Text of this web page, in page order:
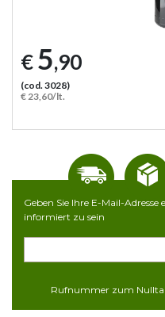
€5,90
(cod. 3028)
€ 23,60/lt.
Geben Sie Ihre E-Mail-
informiert zu sein
Rufnummer zum